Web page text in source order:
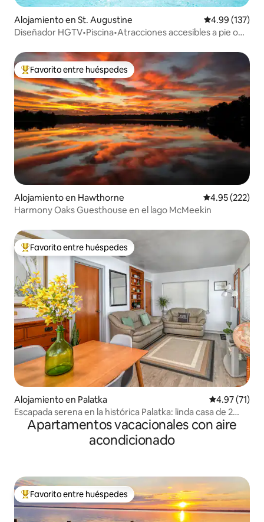
Alojamiento en St. Augustine Calificación
4.99 (137)
Diseñador HGTV•Piscina•Atracciones accesibles a pie o
Favorito entre huéspedes preferido
Favorito entre huéspedes
Alojamiento en Hawthorne Calificación
4.95 (222)
Harmony Oaks Guesthouse en el lago McMeekin
Favorito entre huéspedes preferido
Favorito entre huéspedes
Alojamiento en Palatka Calificación
4.97 (71)
Escapada serena en la histórica Palatka: linda casa de 2
dormitorios
Apartamentos vacacionales con aire
acondicionado
Favorito entre huéspedes preferido
Favorito entre huéspedes